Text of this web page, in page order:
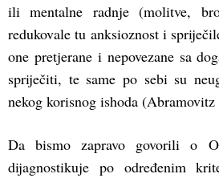
ili mentalne radnje (molitve,
redukovale tu anksioznost i
one pretjerane i nepovezane sa
spriječiti, te same po sebi su
nekog korisnog ishoda
Da bismo zapravo govorili o
dijagnostikuje po određenim